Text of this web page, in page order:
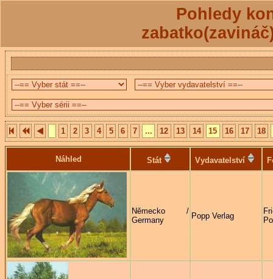
Pohledy
1 2 3 4 5 6 7 ... 12 13 14 15 16 17 18
Náhled Stát Vydavatelství
Německo /
Germany
Popp Verlag